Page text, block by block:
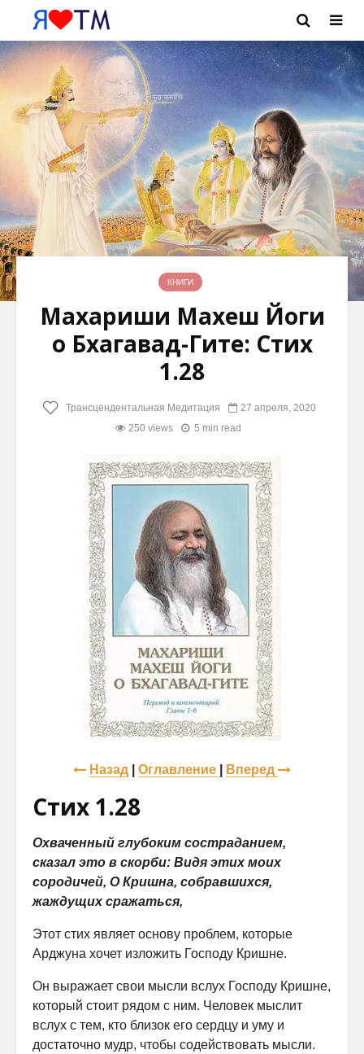
КНИГИ
Махариши Махеш Йоги
о Бхагавад-Гите: Стих
1.28
Трансцендентальная Медитация
27 апреля, 2020
250 views
5 min read
Назад Оглавление Вперед
Стих 1.28
Охваченный глубоким состраданием,
сказал это в скорби: Видя этих моих
сородичей, О Кришна, собравшихся,
жаждущих сражаться,
Этот стих являет основу проблем, которые
Арджуна хочет изложить Господу Кришне.
Он выражает свои мысли вслух Господу Кришне,
который стоит рядом с ним. Человек мыслит
вслух с тем, кто близок его сердцу и уму и
достаточно мудр, чтобы содействовать мысли.